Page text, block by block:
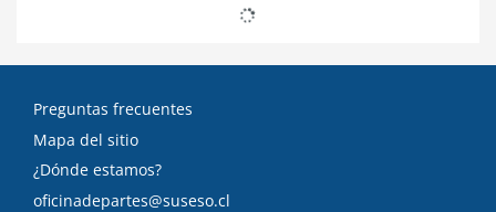
Preguntas frecuentes
Mapa del sitio
¿Dónde estamos?
oficinadepartes@suseso.cl